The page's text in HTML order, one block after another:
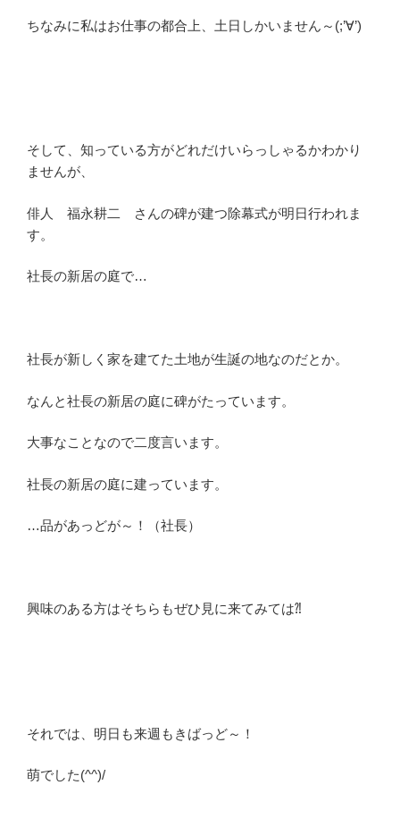
ちなみに私はお仕事の都合上、土日しかいません～(;’∀’)
そして、知っている方がどれだけいらっしゃるかわかり
ませんが、
俳人 福永耕二 さんの碑が建つ除幕式が明日行われま
す。
社長の新居の庭で…
社長が新しく家を建てた土地が生誕の地なのだとか。
なんと社長の新居の庭に碑がたっています。
大事なことなので二度言います。
社長の新居の庭に建っています。
…品があっどが～！（社長）
興味のある方はそちらもぜひ見に来てみては⁈
それでは、明日も来週もきばっど～！
萌でした(^^)/